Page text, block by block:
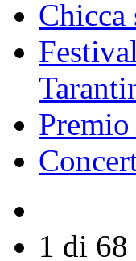
Chicca
1 di 68